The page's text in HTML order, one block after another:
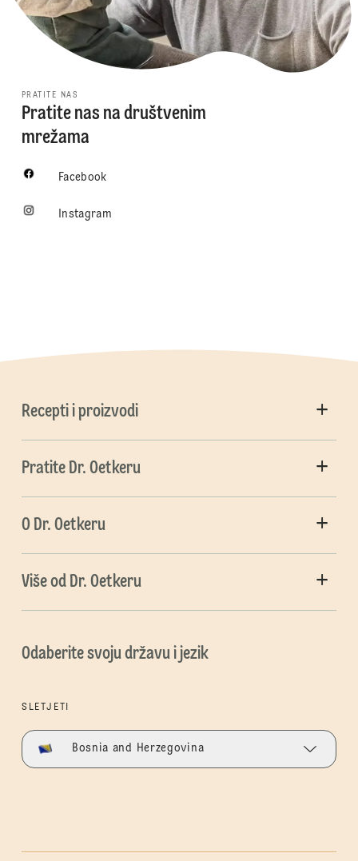
PRATITE NAS
Pratite nas na društvenim
mrežama
Facebook
Instagram
Recepti i proizvodi
Pratite Dr. Oetkeru
O Dr. Oetkeru
Više od Dr. Oetkeru
Odaberite svoju državu i jezik
SLETJETI
Bosnia and Herzegovina